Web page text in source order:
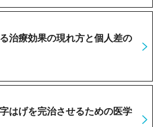
治療効果の現れ方と個人差の
はげを完治させるための医学